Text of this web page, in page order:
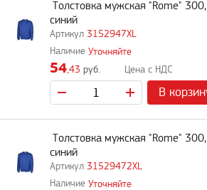
3152947XL
Толстовка мужская "Rome" 300,
синий
Уточняйте
54,43 руб.
В
31529472XL
Толстовка мужская "Rome" 300,
синий
Уточняйте